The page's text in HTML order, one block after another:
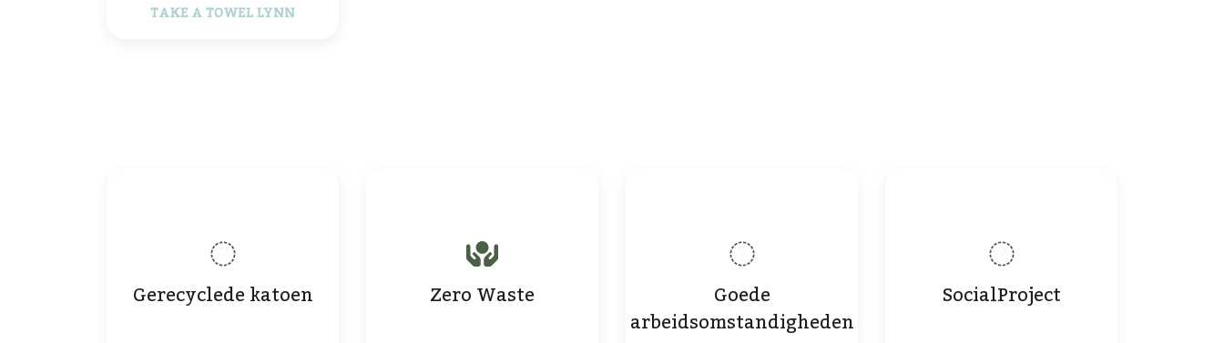
TAKE A TOWEL LYNN
Gerecyclede katoen Zero Waste Goede
arbeidsomstandigheden
SocialProject